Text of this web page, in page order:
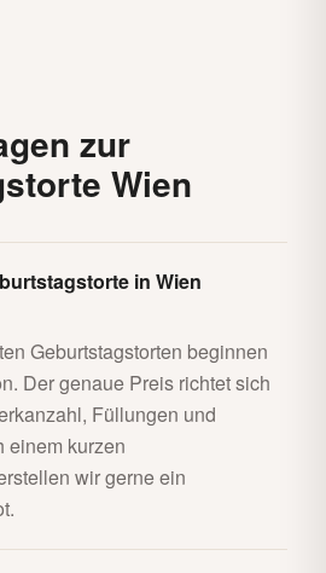
zur
Wien
in Wien
Geburtstagstorten beginnen
Der genaue Preis richtet sich
Füllungen und
einem kurzen
wir gerne ein